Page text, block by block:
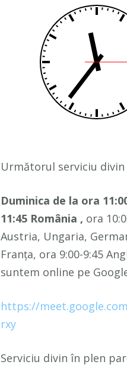
Următorul serviciu divin
Duminica de la ora
11:45 România , ora
Austria, Ungaria,
Franța, ora 9:00-9:45
suntem online pe
https://
rxy
Serviciu divin în plen